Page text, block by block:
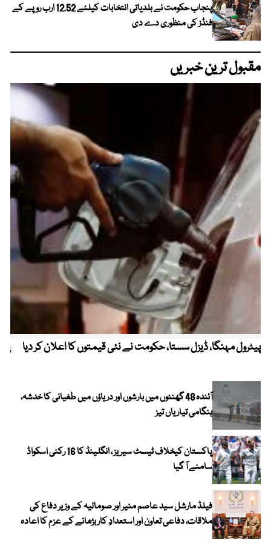
پنجاب حکومت نے بلدیاتی انتخابات کیلئے 12.52 ارب روپے کے
فنڈز کی منظوری دے دی
مقبول ترین خبریں
پیٹرول مہنگا، ڈیزل سستا، حکومت نے نئی قیمتوں کا اعلان کر دیا
آئندہ 48 گھنٹوں میں بارشوں اور دریاؤں میں طغیانی کا خدشہ،
ہنگامی تیاریاں تیز
پاکستان کیخلاف ٹیسٹ سیریز ، انگلینڈ کا 16 رکنی اسکواڈ
سامنے آ گیا
فیلڈ مارشل سید عاصم منیر اور صومالیہ کے وزیر دفاع کی
ملاقات، دفاعی تعاون اور استعدادِ کار بڑھانے کے عزم کا اعادہ